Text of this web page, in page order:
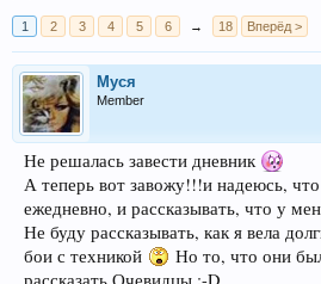
1 2 3 4 5 6 → 18 Вперёд >
Муся
Member
Не решалась завести дневник
А теперь вот завожу!!!и надеюсь, что
ежедневно, и рассказывать, что у
Не буду рассказывать, как я вела
бои с техникой
Но то, что они